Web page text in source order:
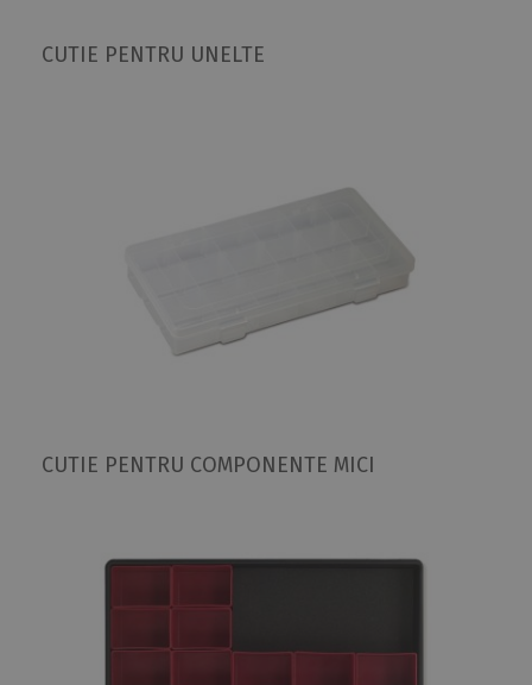
CUTIE PENTRU UNELTE
CUTIE PENTRU COMPONENTE MICI